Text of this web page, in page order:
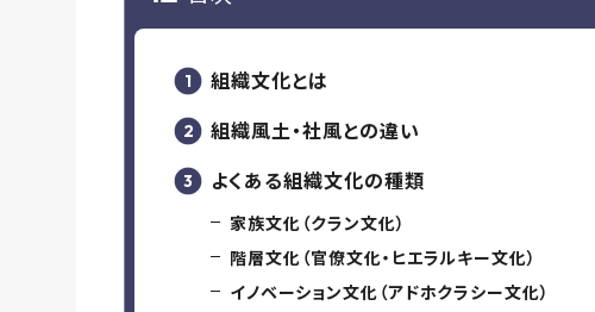
組織文化とは
組織風土・社風との違い
よくある組織文化の種類
家族文化（クラン文化）
階層文化（官僚文化・ヒエラルキー文化）
イノベーション文化（アドホクラシー文化）